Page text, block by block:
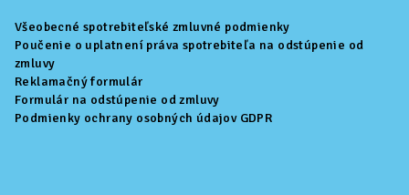
Všeobecné spotrebiteľské zmluvné podmienky
Poučenie o uplatnení práva spotrebiteľa na odstúpenie od
zmluvy
Reklamačný formulár
Formulár na odstúpenie od zmluvy
Podmienky ochrany osobných údajov GDPR